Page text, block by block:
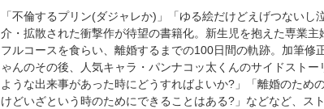
「不倫するプリン(ダジャレか)」「ゆる絵だけどえげつない
介・拡散された衝撃作が待望の書籍化。新生児を抱えた専業
フルコースを食らい、離婚するまでの100日間の軌跡。加筆
ゃんのその後、人気キャラ・パンナコッ太くんのサイドスト
ような出来事があった時にどうすればよいか?」「離婚のため
けどいざという時のためにできることはある?」などなど、ス